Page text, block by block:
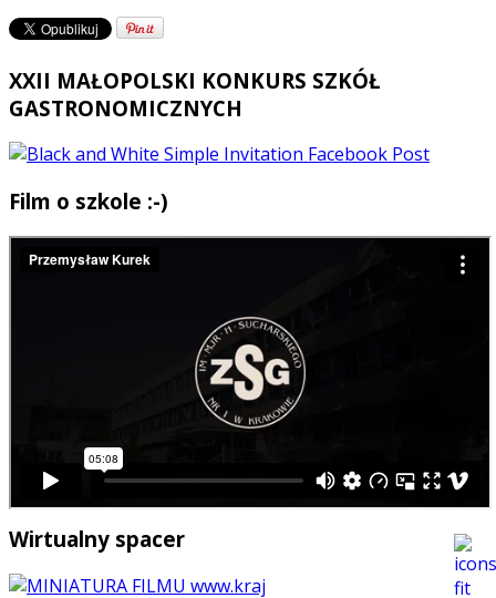
XXII MAŁOPOLSKI KONKURS SZKÓŁ
GASTRONOMICZNYCH
Film o szkole :-)
Wirtualny spacer